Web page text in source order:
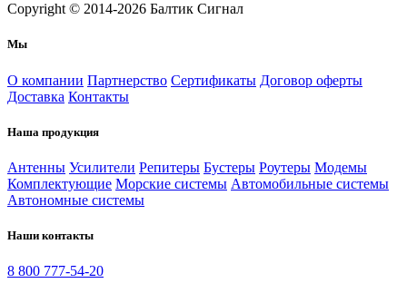
Copyright © 2014-2026 Балтик Сигнал
Мы
О компании Партнерство Сертификаты Договор оферты
Доставка Контакты
Наша продукция
Антенны Усилители Репитеры Бустеры Роутеры Модемы
Комплектующие Морские системы Автомобильные системы
Автономные системы
Наши контакты
8 800 777-54-20